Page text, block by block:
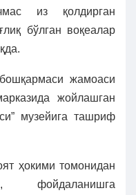
из қолдирган
бўлган воқеалар
жамоаси
жойлашган
музейига ташриф
ҳокими томонидан
фойдаланишга